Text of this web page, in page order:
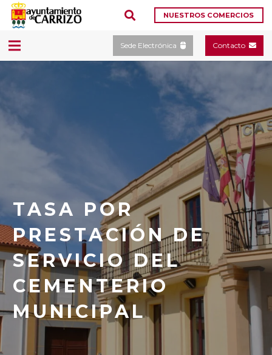
NUESTROS COMERCIOS
Sede Electrónica Contacto
TASA POR
PRESTACIÓN DE
SERVICIO DEL
CEMENTERIO
MUNICIPAL